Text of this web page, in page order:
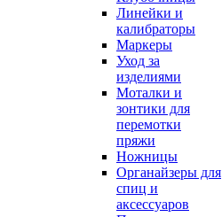
Линейки и
калибраторы
Маркеры
Уход за
изделиями
Моталки и
зонтики для
перемотки
пряжи
Ножницы
Органайзеры для
спиц и
аксессуаров